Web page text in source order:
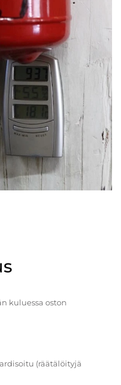
kuluessa oston
(räätälöityjä